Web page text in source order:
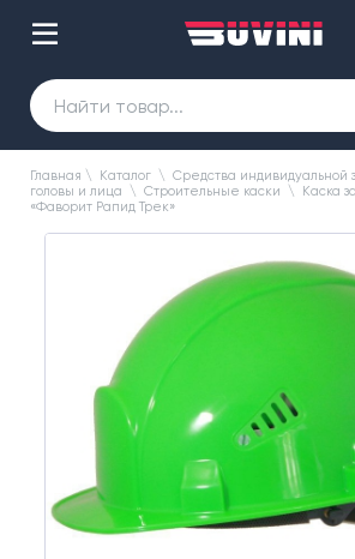
Главная \ Каталог \ Средства индивидуальной
головы и лица
\ Строительные каски \
Каска
«Фаворит Рапид Трек»